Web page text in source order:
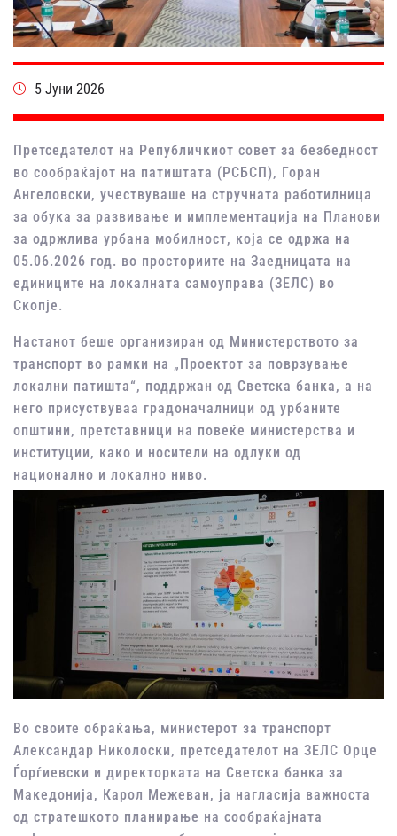
5 Јуни 2026
Претседателот на Републичкиот совет за безбедност
во сообраќајот на патиштата (РСБСП), Горан
Ангеловски, учествуваше на стручната работилница
за обука за развивање и имплементација на Планови
за одржлива урбана мобилност, која се одржа на
05.06.2026 год. во просториите на Заедницата на
единиците на локалната самоуправа (ЗЕЛС) во
Скопје.
Настанот беше организиран од Министерството за
транспорт во рамки на „Проектот за поврзување
локални патишта“, поддржан од Светска банка, а на
него присуствуваа градоначалници од урбаните
општини, претставници на повеќе министерства и
институции, како и носители на одлуки од
национално и локално ниво.
Во своите обраќања, министерот за транспорт
Александар Николоски, претседателот на ЗЕЛС Орце
Ѓорѓиевски и директорката на Светска банка за
Македонија, Карол Межеван, ја нагласија важноста
од стратешкото планирање на сообраќајната